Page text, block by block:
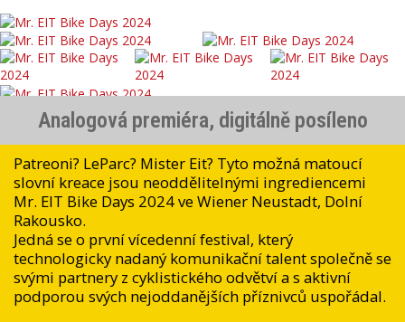
Analogová premiéra, digitálně posíleno
Patreoni? LeParc? Mister Eit? Tyto možná matoucí
slovní kreace jsou neoddělitelnými ingrediencemi
Mr. EIT Bike Days 2024 ve Wiener Neustadt, Dolní
Rakousko.
Jedná se o první vícedenní festival, který
technologicky nadaný komunikační talent společně se
svými partnery z cyklistického odvětví a s aktivní
podporou svých nejoddanějších příznivců uspořádal.